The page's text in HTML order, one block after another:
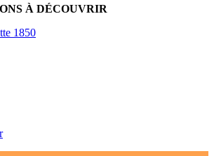
À DÉCOUVRIR
1850